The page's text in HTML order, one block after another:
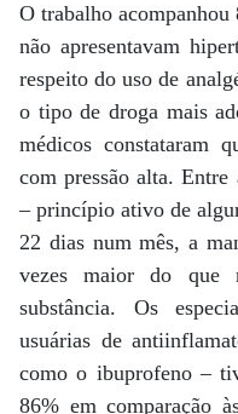
O trabalho
não apresentavam
respeito do uso de
o tipo de droga mais
médicos constataram
com pressão alta. Entre
– princípio ativo de
22 dias num mês, a
vezes maior do que
substância. Os
usuárias de
como o ibuprofeno –
86% em comparação